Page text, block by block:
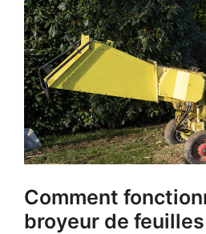
Comment
broyeur de feuilles